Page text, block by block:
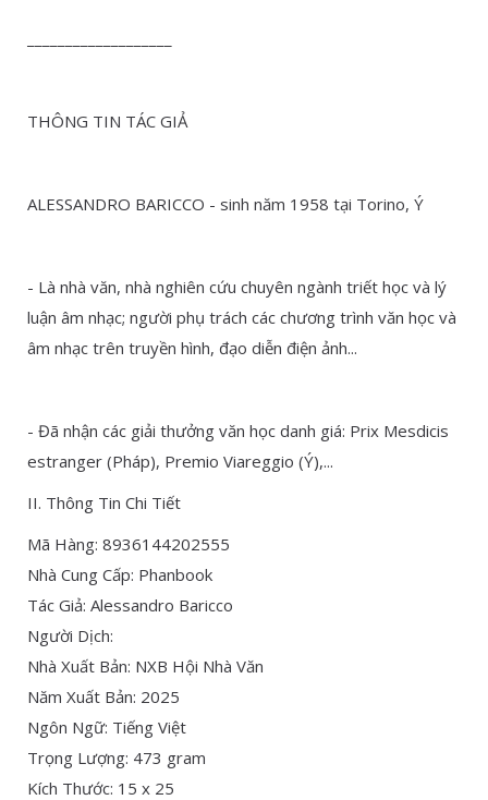
THÔNG TIN TÁC GIẢ
ALESSANDRO BARICCO - sinh năm 1958 tại Torino, Ý
- Là nhà văn, nhà nghiên cứu chuyên ngành triết học và lý
luận âm nhạc; người phụ trách các chương trình văn học và
âm nhạc trên truyền hình, đạo diễn điện ảnh...
- Đã nhận các giải thưởng văn học danh giá: Prix Mesdicis
estranger (Pháp), Premio Viareggio (Ý),...
II. Thông Tin Chi Tiết
Mã Hàng: 8936144202555
Nhà Cung Cấp: Phanbook
Tác Giả: Alessandro Baricco
Người Dịch:
Nhà Xuất Bản: NXB Hội Nhà Văn
Năm Xuất Bản: 2025
Ngôn Ngữ: Tiếng Việt
Trọng Lượng: 473 gram
Kích Thước: 15 x 25